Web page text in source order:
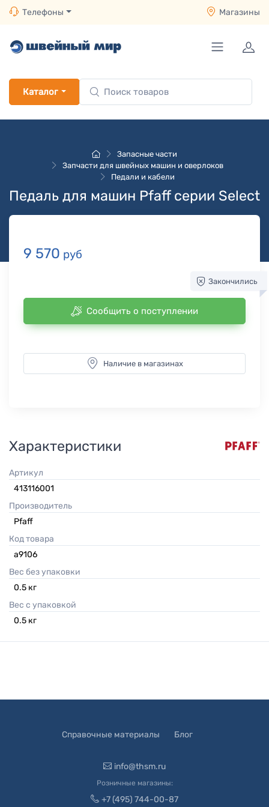
Телефоны Магазины
Каталог
Запасные части
Запчасти для швейных машин и оверлоков
Педали и кабели
Педаль для машин Pfaff серии Select
9 570 руб
Закончились
Сообщить о поступлении
Наличие в магазинах
Характеристики
Артикул
413116001
Производитель
Pfaff
Код товара
а9106
Вес без упаковки
0.5 кг
Вес с упаковкой
0.5 кг
Справочные материалы Блог
info@thsm.ru
Розничные магазины:
+7 (495) 744-00-87